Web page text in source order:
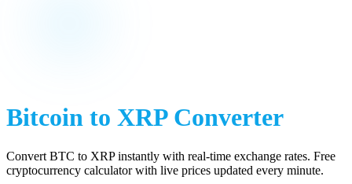
Bitcoin to XRPConverter
Convert BTC to XRPinstantly with real-time exchange rates. Free
cryptocurrency calculator with live prices updated every minute.